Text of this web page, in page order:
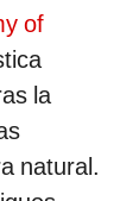
of
la
natural.